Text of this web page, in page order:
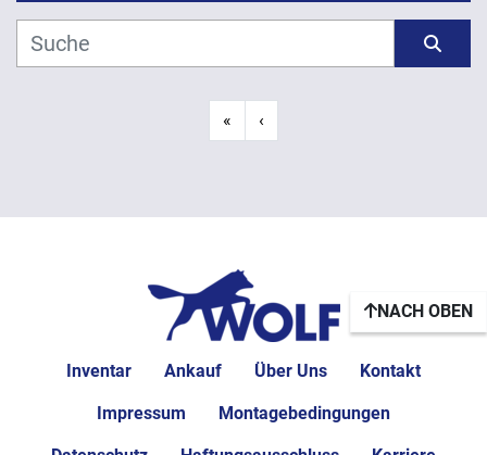
Hersteller
LÖSCHEN
« ‹
NACH OBEN
Inventar Ankauf Über Uns Kontakt
Impressum Montagebedingungen